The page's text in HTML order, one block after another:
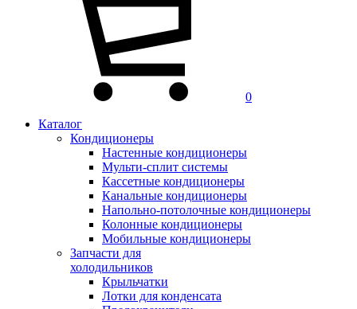
0
Каталог
Кондиционеры
Настенные кондиционеры
Мульти-сплит системы
Кассетные кондиционеры
Канальные кондиционеры
Напольно-потолочные кондиционеры
Колонные кондиционеры
Мобильные кондиционеры
Запчасти для
холодильников
Крыльчатки
Лотки для конденсата